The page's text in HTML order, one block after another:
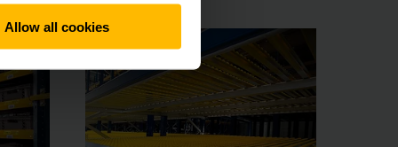
Allow all cookies